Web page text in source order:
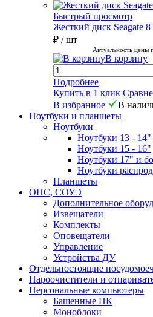
Быстрый просмотр
Жесткий диск Seagate
₽ / шт
Актуальность цены
В корзину
Подробнее
Купить в 1 клик
В избранное
В
Ноутбуки и планшеты
Ноутбуки
Ноутбуки 13 - 14"
Ноутбуки 15 - 16"
Ноутбуки 17" и
Ноутбуки
Планшеты
ОПС, СОУЭ
Дополнительное
Извещатели
Комплекты
Оповещатели
Управление
Устройства ДУ
Отдельностоящие
Пароочистители и
Персональные компьютеры
Башенные ПК
Моноблоки